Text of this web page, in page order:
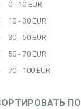
0 - 10 EUR
10 - 30 EUR
30 - 50 EUR
50 - 70 EUR
70 - 100 EUR
ПО